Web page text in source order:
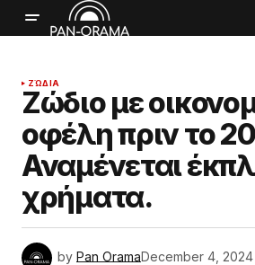
ΖΏΔΙΑ
Ζώδιο με
οφέλη πριν το
Αναμένεται
χρήματα.
by Pan OramaDecember 4, 2024